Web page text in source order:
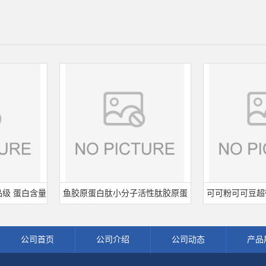
含量 鱼胶原蛋白肽小分子活性肽胶原蛋 可可粉可可豆超微粉
公司首页 公司介绍 公司动态 产品